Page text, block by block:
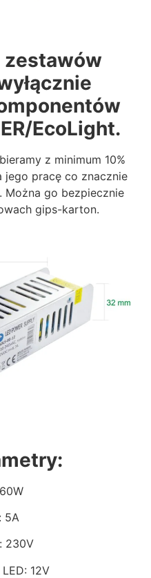
zestawów
EcoLight.
z minimum 10%
jego pracę co znacznie
Można go bezpiecznie
gips-karton.
5A
230V
12V